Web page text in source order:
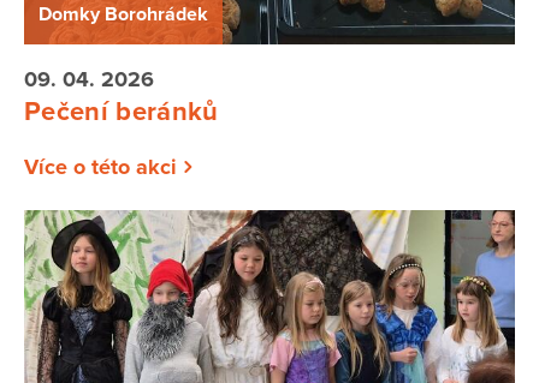
Domky Borohrádek
09. 04. 2026
Pečení beránků
Více o této akci